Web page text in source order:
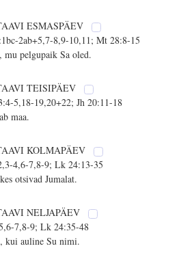
ESMASPÄEV
2ab+5,7-8,9-10,11; Mt 28:8-15
mu pelgupaik Sa oled.
TEISIPÄEV
5,18-19,20+22; Jh 20:11-18
maa.
KOLMAPÄEV
4,6-7,8-9; Lk 24:13-35
otsivad Jumalat.
NELJAPÄEV
7,8-9; Lk 24:35-48
kui auline Su nimi.